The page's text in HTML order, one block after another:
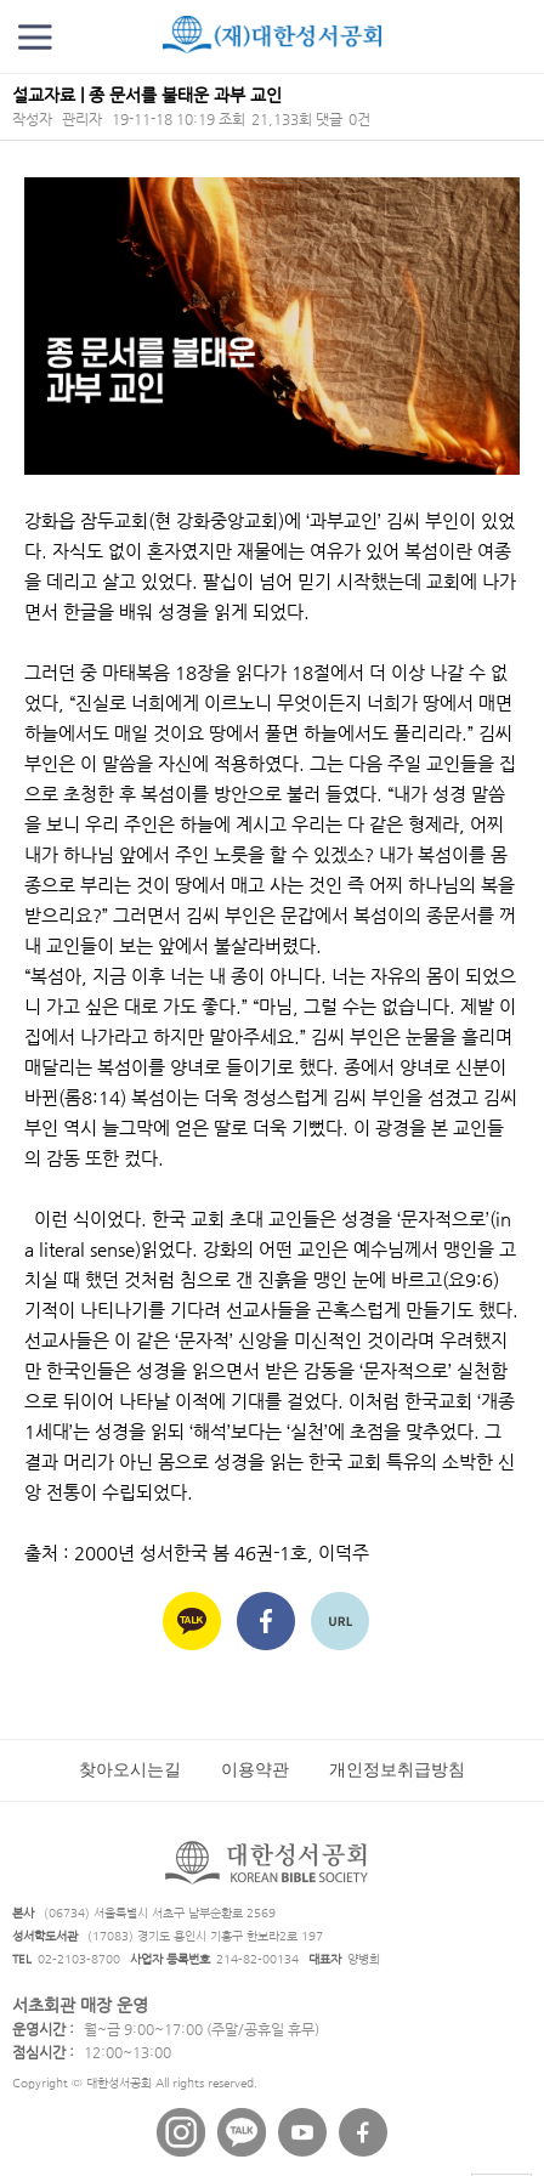
설교자료 | 종 문서를 불태운 과부 교인
작성자 관리자 19-11-18 10:19 조회 21,133회 댓글 0건
강화읍 잠두교회(현 강화중앙교회)에 ‘과부교인’ 김씨 부인이 있었
다. 자식도 없이 혼자였지만 재물에는 여유가 있어 복섬이란 여종
을 데리고 살고 있었다. 팔십이 넘어 믿기 시작했는데 교회에 나가
면서 한글을 배워 성경을 읽게 되었다.
그러던 중 마태복음 18장을 읽다가 18절에서 더 이상 나갈 수 없
었다, “진실로 너희에게 이르노니 무엇이든지 너희가 땅에서 매면
하늘에서도 매일 것이요 땅에서 풀면 하늘에서도 풀리리라.” 김씨
부인은 이 말씀을 자신에 적용하였다. 그는 다음 주일 교인들을 집
으로 초청한 후 복섬이를 방안으로 불러 들였다. “내가 성경 말씀
을 보니 우리 주인은 하늘에 계시고 우리는 다 같은 형제라, 어찌
내가 하나님 앞에서 주인 노릇을 할 수 있겠소? 내가 복섬이를 몸
종으로 부리는 것이 땅에서 매고 사는 것인 즉 어찌 하나님의 복을
받으리요?” 그러면서 김씨 부인은 문갑에서 복섬이의 종문서를 꺼
내 교인들이 보는 앞에서 불살라버렸다.
“복섬아, 지금 이후 너는 내 종이 아니다. 너는 자유의 몸이 되었으
니 가고 싶은 대로 가도 좋다.” “마님, 그럴 수는 없습니다. 제발 이
집에서 나가라고 하지만 말아주세요.” 김씨 부인은 눈물을 흘리며
매달리는 복섬이를 양녀로 들이기로 했다. 종에서 양녀로 신분이
바뀐(롬8:14) 복섬이는 더욱 정성스럽게 김씨 부인을 섬겼고 김씨
부인 역시 늘그막에 얻은 딸로 더욱 기뻤다. 이 광경을 본 교인들
의 감동 또한 컸다.
이런 식이었다. 한국 교회 초대 교인들은 성경을 ‘문자적으로’(in
a literal sense)읽었다. 강화의 어떤 교인은 예수님께서 맹인을 고
치실 때 했던 것처럼 침으로 갠 진흙을 맹인 눈에 바르고(요9:6)
기적이 나티나기를 기다려 선교사들을 곤혹스럽게 만들기도 했다.
선교사들은 이 같은 ‘문자적’ 신앙을 미신적인 것이라며 우려했지
만 한국인들은 성경을 읽으면서 받은 감동을 ‘문자적으로’ 실천함
으로 뒤이어 나타날 이적에 기대를 걸었다. 이처럼 한국교회 ‘개종
1세대’는 성경을 읽되 ‘해석’보다는 ‘실천’에 초점을 맞추었다. 그
결과 머리가 아닌 몸으로 성경을 읽는 한국 교회 특유의 소박한 신
앙 전통이 수립되었다.
출처 : 2000년 성서한국 봄 46권-1호, 이덕주
찾아오시는길 이용약관 개인정보취급방침
본사
(06734) 서울특별시 서초구 남부순환로 2569
성서학도서관
(17083) 경기도 용인시 기흥구 한보라2로 197
TEL 02-2103-8700 사업자 등록번호 214-82-00134 대표자 양병희
서초회관 매장 운영
운영시간 :
월~금 9:00~17:00 (주말/공휴일 휴무)
점심시간 :
12:00~13:00
Copyright © 대한성서공회 All rights reserved.